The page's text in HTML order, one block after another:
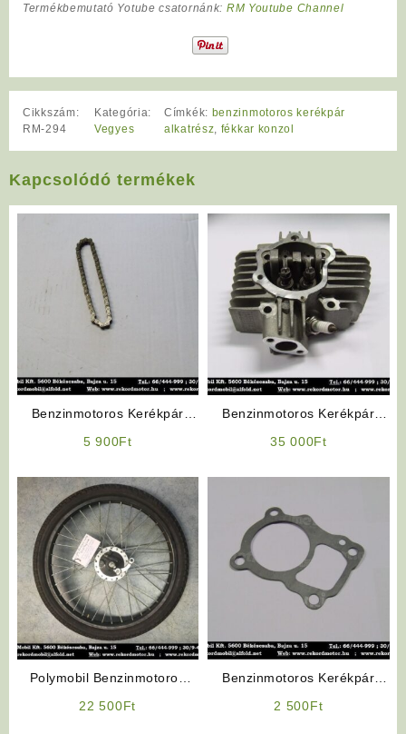
Termékbemutató Yotube csatornánk: RM Youtube Channel
Cikkszám:
RM-294
Kategória:
Vegyes
Címkék: benzinmotoros kerékpár
alkatrész, fékkar konzol
Kapcsolódó termékek
Benzinmotoros Kerékpár
5 900Ft
Benzinmotoros Kerékpár
35 000Ft
Polymobil Benzinmotoros
22 500Ft
Benzinmotoros Kerékpár
2 500Ft